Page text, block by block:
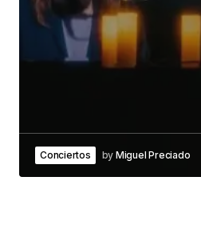
Conciertos by Miguel Preciado